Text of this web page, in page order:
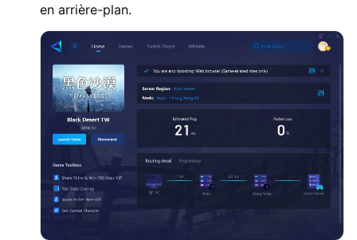
en arrière-plan.